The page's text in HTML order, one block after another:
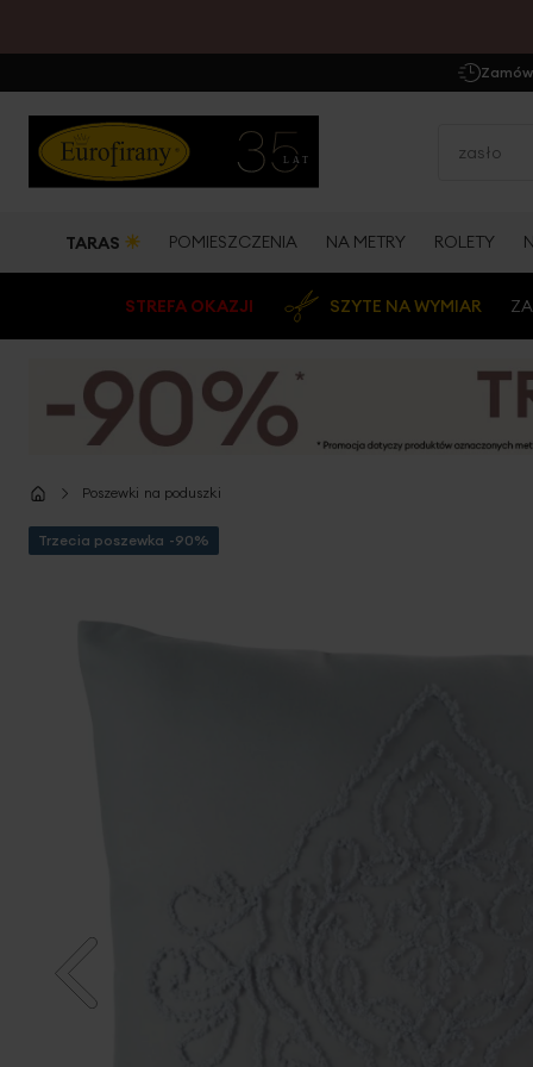
TARAS ☀ POMIESZCZENIA NA METRY ROLETY
STREFA OKAZJI SZYTE NA WYMIAR
Poszewki na poduszki
Trzecia poszewka -90%